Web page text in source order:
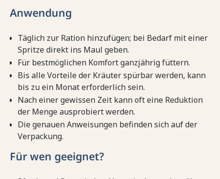
Anwendung
Täglich zur Ration hinzufügen; bei Bedarf mit einer
Spritze direkt ins Maul geben.
Für bestmöglichen Komfort ganzjährig füttern.
Bis alle Vorteile der Kräuter spürbar werden, kann
bis zu ein Monat erforderlich sein.
Nach einer gewissen Zeit kann oft eine Reduktion
der Menge ausprobiert werden.
Die genauen Anweisungen befinden sich auf der
Verpackung.
Für wen geeignet?